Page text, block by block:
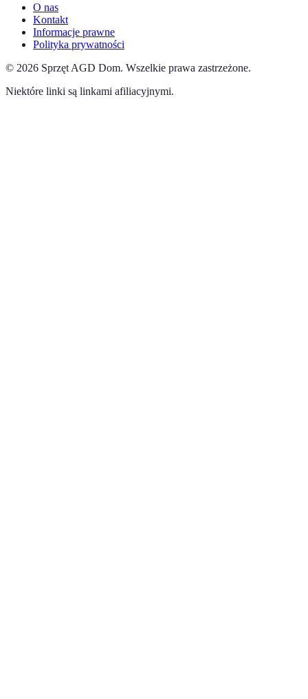
O nas
Kontakt
Informacje prawne
Polityka prywatności
© 2026 Sprzęt AGD Dom. Wszelkie prawa zastrzeżone.
Niektóre linki są linkami afiliacyjnymi.